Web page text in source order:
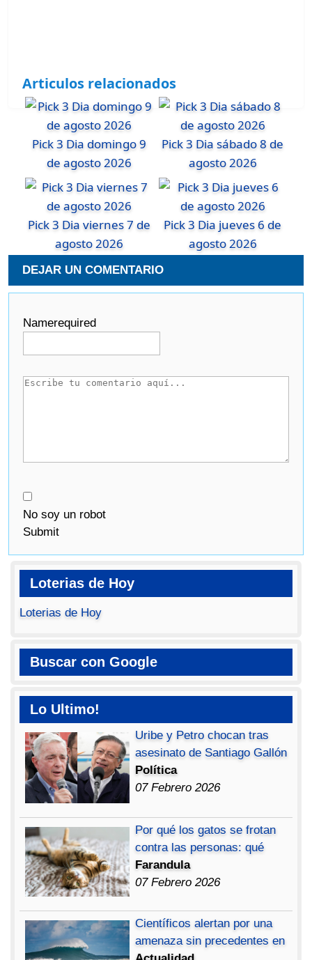
Articulos relacionados
Pick 3 Dia domingo 9
de agosto 2026
Pick 3 Dia sábado 8 de
agosto 2026
Pick 3 Dia viernes 7 de
agosto 2026
Pick 3 Dia jueves 6 de
agosto 2026
DEJAR UN COMENTARIO
Namerequired
No soy un robot
Submit
Loterias de Hoy
Loterias de Hoy
Buscar con Google
Lo Ultimo!
Uribe y Petro chocan tras
asesinato de Santiago Gallón
Política
07 Febrero 2026
Por qué los gatos se frotan
contra las personas: qué
Farandula
07 Febrero 2026
Científicos alertan por una
amenaza sin precedentes en